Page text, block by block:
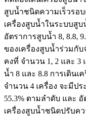
สูบน้ำชนิดความเร็วรอ
เครื่องสูบน้ำในระบบสู
อัตราการสูบน้ำ 8, 8.8,
ของเครื่องสูบน้ำร่วมกั
คงที่ จำนวน 1, 2 และ 3
น้ำ 8 และ 8.8 การเดิน
จำนวน 4 เครื่อง จะมีป
55.3% ตามลำดับ และ
เครื่องสูบน้ำชนิดปรับคว